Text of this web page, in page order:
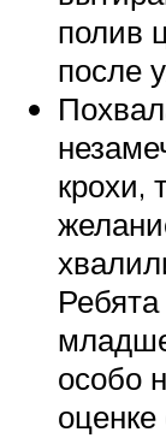
полив
после
крохи,
особо
оценке